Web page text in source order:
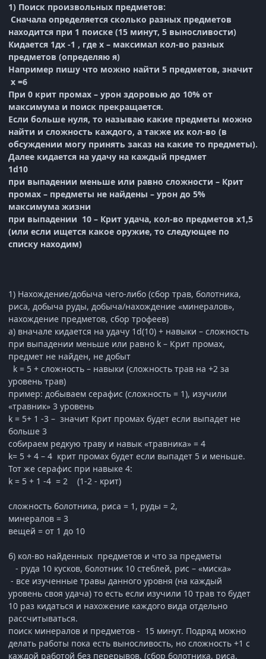
1) Поиск произвольных предметов:
Сначала определяется сколько разных предметов
находится при 1 поиске (15 минут, 5 выносливости)
Кидается 1дх -1 , где х – максимал кол-во разных
предметов (определяю я)
Например пишу что можно найти 5 предметов, значит
х =6
При 0 крит промах – урон здоровью до 10% от
максимума и поиск прекращается.
Если больше нуля, то называю какие предметы можно
найти и сложность каждого, а также их кол-во (в
обсуждении могу принять заказ на какие то предметы).
Далее кидается на удачу на каждый предмет
1d10
при выпадении меньше или равно сложности – Крит
промах – предметы не найдены – урон до 5%
максимума жизни
при выпадении 10 – Крит удача, кол-во предметов х1,5
(или если ищется какое оружие, то следующее по
списку находим)
1) Нахождение/добыча чего-либо (сбор трав, болотника,
риса, добыча руды, добыча/нахождение «минералов»,
нахождение предметов, сбор трофеев)
а) вначале кидается на удачу 1d(10) + навыки – сложность
при выпадении меньше или равно k – Крит промах,
предмет не найден, не добыт
k = 5 + сложность – навыки (сложность трав на +2 за
уровень трав)
пример: добываем серафис (сложность = 1), изучили
«травник» 3 уровень
k = 5+ 1 -3 – значит Крит промах будет если выпадет не
больше 3
собираем редкую траву и навык «травника» = 4
k= 5 + 4 – 4 крит промах будет если выпадет 5 и меньше.
Тот же серафис при навыке 4:
k = 5 + 1 -4 = 2 (1-2 - крит)
сложность болотника, риса = 1, руды = 2,
минералов = 3
вещей = от 1 до 10
б) кол-во найденных предметов и что за предметы
- руда 10 кусков, болотник 10 стеблей, рис – «миска»
- все изученные травы данного уровня (на каждый
уровень своя удача) то есть если изучили 10 трав то будет
10 раз кидаться и нахожение каждого вида отдельно
рассчитываться.
поиск минералов и предметов - 15 минут. Подряд можно
делать работы пока есть выносливость, но сложность +1 с
каждой работой без перерывов. (сбор болотника, риса,